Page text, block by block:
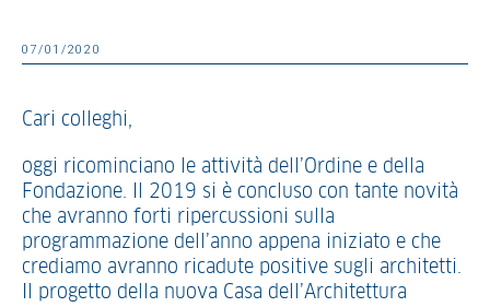
07/01/2020
Cari colleghi,
oggi ricominciano le attività dell’Ordine e della
Fondazione. Il 2019 si è concluso con tante novità
che avranno forti ripercussioni sulla
programmazione dell’anno appena iniziato e che
crediamo avranno ricadute positive sugli architetti.
Il progetto della nuova Casa dell’Architettura